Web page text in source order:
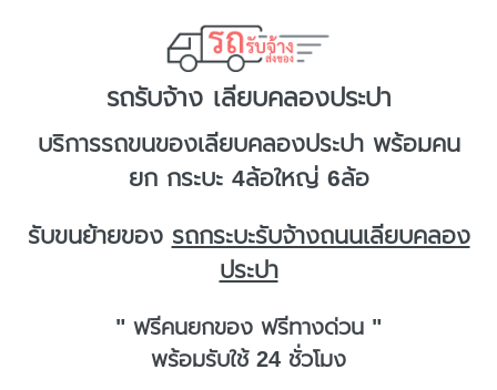
รถรับจ้าง เลียบคลองประปา
บริการรถขนของเลียบคลองประปาพร้อมคน
ยก กระบะ 4ล้อใหญ่ 6ล้อ
รับขนย้ายของ รถกระบะรับจ้างถนนเลียบคลอง
ประปา
" ฟรีคนยกของ ฟรีทางด่วน "
พร้อมรับใช้ 24 ชั่วโมง